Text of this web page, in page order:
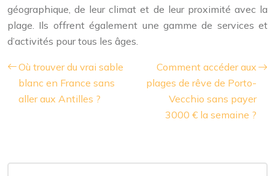
géographique, de leur climat et de leur proximité avec la
plage. Ils offrent également une gamme de services et
d’activités pour tous les âges.
Où trouver du vrai sable
blanc en France sans
aller aux Antilles ?
Comment accéder aux
plages de rêve de Porto-
Vecchio sans payer
3000 € la semaine ?